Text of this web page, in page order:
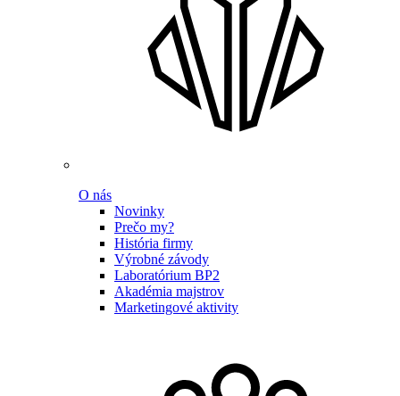
O nás
Novinky
Prečo my?
História firmy
Výrobné závody
Laboratórium BP2
Akadémia majstrov
Marketingové aktivity